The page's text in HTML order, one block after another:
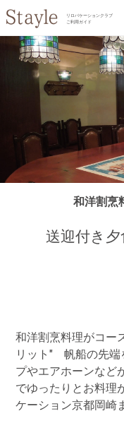
リロバケーションクラブ
ご利用ガイド
和洋割烹
送迎付き夕
和洋割烹料理がコー
リット" 帆船の先端
プやエアホーンなど
でゆったりとお料理
ケーション京都岡崎